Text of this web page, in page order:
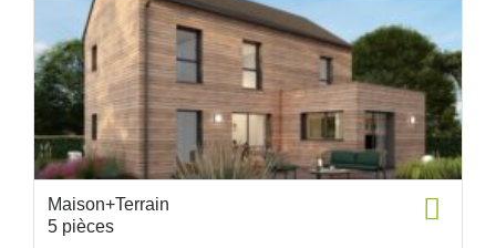
Maison+Terrain
5 pièces